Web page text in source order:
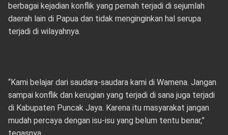
berbagai kejadian konflik yang pernah terjadi di sejumlah
daerah lain di Papua dan tidak menginginkan hal serupa
terjadi di wilayahnya.
“Kami belajar dari saudara-saudara kami di Wamena. Jangan
sampai konflik dan kerugian yang terjadi di sana juga terjadi
di Kabupaten Puncak Jaya. Karena itu masyarakat jangan
mudah percaya dengan isu-isu yang belum tentu benar,”